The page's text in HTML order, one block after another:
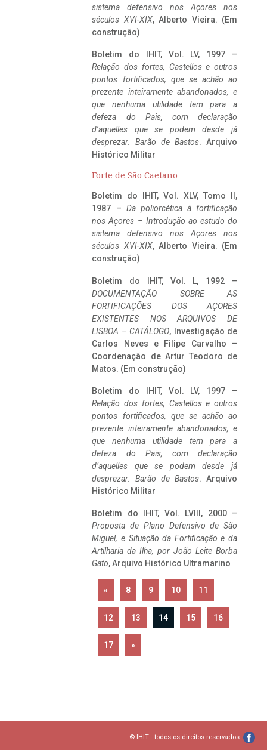
sistema defensivo nos Açores nos
séculos XVI-XIX, Alberto Vieira. (Em
construção)
Boletim do IHIT, Vol. LV, 1997 –
Relação dos fortes, Castellos e outros
pontos fortificados, que se achão ao
prezente inteiramente abandonados, e
que nenhuma utilidade tem para a
defeza do Pais, com declaração
d’aquelles que se podem desde já
desprezar. Barão de Bastos. Arquivo
Histórico Militar
Forte de São Caetano
Boletim do IHIT, Vol. XLV, Tomo II,
1987 – Da poliorcética à fortificação
nos Açores – Introdução ao estudo do
sistema defensivo nos Açores nos
séculos XVI-XIX, Alberto Vieira. (Em
construção)
Boletim do IHIT, Vol. L, 1992 –
DOCUMENTAÇÃO SOBRE AS
FORTIFICAÇÕES DOS AÇORES
EXISTENTES NOS ARQUIVOS DE
LISBOA – CATÁLOGO, Investigação de
Carlos Neves e Filipe Carvalho –
Coordenação de Artur Teodoro de
Matos. (Em construção)
Boletim do IHIT, Vol. LV, 1997 –
Relação dos fortes, Castellos e outros
pontos fortificados, que se achão ao
prezente inteiramente abandonados, e
que nenhuma utilidade tem para a
defeza do Pais, com declaração
d’aquelles que se podem desde já
desprezar. Barão de Bastos. Arquivo
Histórico Militar
Boletim do IHIT, Vol. LVIII, 2000 –
Proposta de Plano Defensivo de São
Miguel, e Situação da Fortificação e da
Artilharia da Ilha, por João Leite Borba
Gato, Arquivo Histórico Ultramarino
« 8 9 10 11
12 13 14 15 16
17 »
© IHIT - todos os direitos reservados.